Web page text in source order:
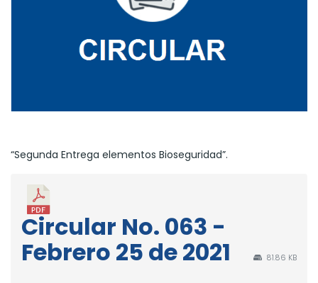
“Segunda Entrega elementos Bioseguridad”.
Circular No. 063 -
Febrero 25 de 2021
81.86 KB